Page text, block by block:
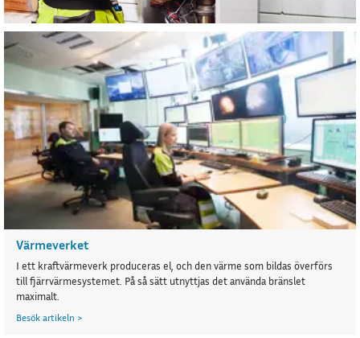
Värmeverket
I ett kraftvärmeverk produceras el, och den värme som bildas överförs
till fjärrvärmesystemet. På så sätt utnyttjas det använda bränslet
maximalt.
Besök artikeln >